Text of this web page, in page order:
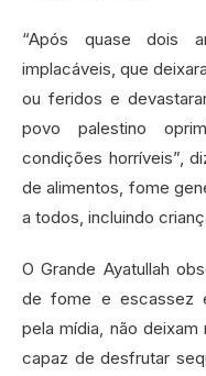
“Após quase dois
implacáveis, que
ou feridos e
povo palestino
condições horríveis”,
de alimentos, fome
a todos, incluindo
O Grande Ayatullah
de fome e escassez
pela mídia, não
capaz de desfrutar